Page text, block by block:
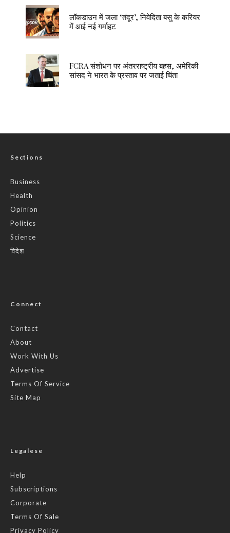
लॉकडाउन में जला ‘तंदूर’, निवेदिता बसु के करियर
में आई नई गर्माहट
FCRA संशोधन पर अंतरराष्ट्रीय बहस, अमेरिकी
सांसद ने भारत के प्रस्ताव पर जताई चिंता
Sections
Business
Health
Opinion
Politics
Science
विदेश
Connect
Contact
About
Work With Us
Advertise
Terms Of Service
Site Map
Legalese
Help
Subscriptions
Corporate
Terms Of Sale
Privacy Policy